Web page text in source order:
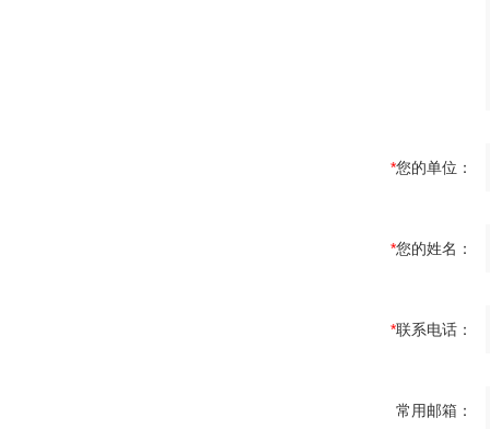
*您的单位：
*您的姓名：
*联系电话：
常用邮箱：